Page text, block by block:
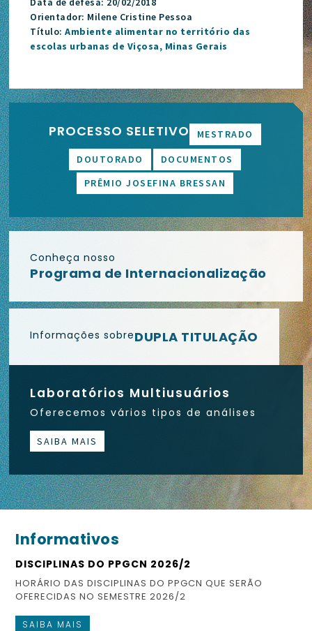
Orientador: Milene Cristine Pessoa
Título:Ambiente alimentar no território das
escolas urbanas de Viçosa, Minas Gerais
PROCESSO SELETIVO
MESTRADO
DOUTORADO
DOCUMENTOS
PRÊMIO JOSEFINA BRESSAN
Conheça nosso
Programa de Internacionalização
Informações sobreDUPLA TITULAÇÃO
Laboratórios Multiusuários
Oferecemos vários tipos de análises
SAIBA MAIS
Informativos
DISCIPLINAS DO PPGCN 2026/2
HORÁRIO DAS DISCIPLINAS DO PPGCN QUE SERÃO
OFERECIDAS NO SEMESTRE 2026/2
SAIBA MAIS